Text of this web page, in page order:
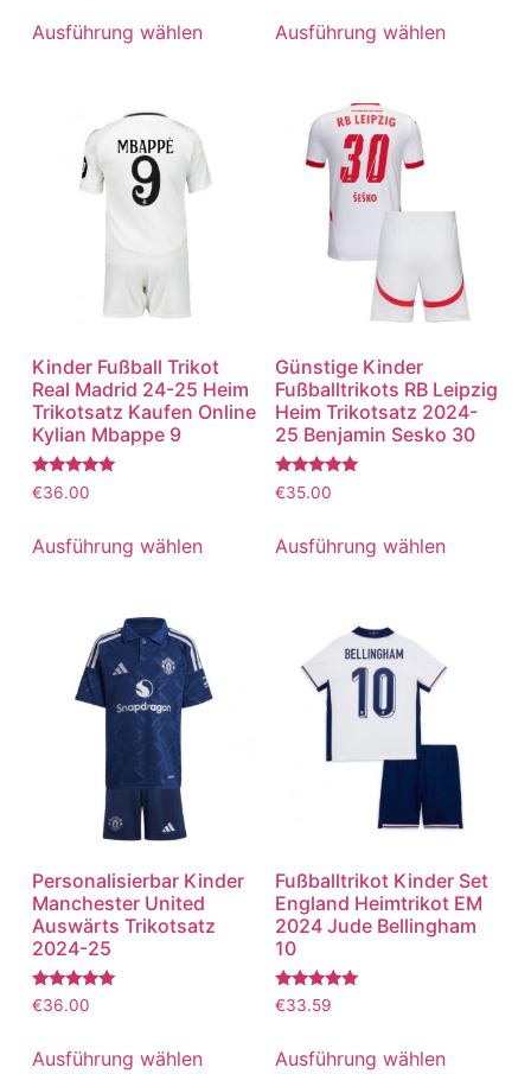
von 5
Ausführung wählen
von 5
Ausführung wählen
Kinder Fußball Trikot
Real Madrid 24-25 Heim
Trikotsatz Kaufen Online
Kylian Mbappe 9
Bewertet
mit
von 5
€36.00
Ausführung wählen
Günstige Kinder
Fußballtrikots RB Leipzig
Heim Trikotsatz 2024-
25 Benjamin Sesko 30
Bewertet
mit
von 5
€35.00
Ausführung wählen
Personalisierbar Kinder
Manchester United
Auswärts Trikotsatz
2024-25
Bewertet
mit
von 5
€36.00
Ausführung wählen
Fußballtrikot Kinder Set
England Heimtrikot EM
2024 Jude Bellingham
10
Bewertet
mit
von 5
€33.59
Ausführung wählen